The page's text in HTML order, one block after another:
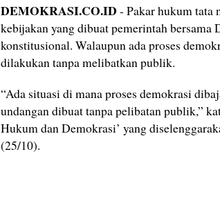
DEMOKRASI.CO.ID - Pakar hukum tata
kebijakan yang dibuat pemerintah
konstitusional. Walaupun ada proses
dilakukan tanpa melibatkan publik.
“Ada situasi di mana proses demokrasi
undangan dibuat tanpa pelibatan publik,”
Hukum dan Demokrasi’ yang
(25/10).